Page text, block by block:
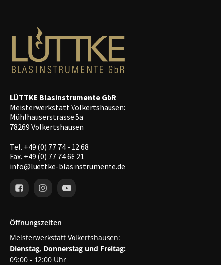
LÜTTKE Blasinstrumente GbR
Meisterwerkstatt Volkertshausen:
Mühlhauserstrasse 5a
78269 Volkertshausen
Tel. +49 (0) 77 74 - 12 68
Fax. +49 (0) 77 74 68 21
info@luettke-blasinstrumente.de
Öffnungszeiten
Meisterwerkstatt Volkertshausen:
Dienstag, Donnerstag und Freitag:
09:00 - 12:00 Uhr